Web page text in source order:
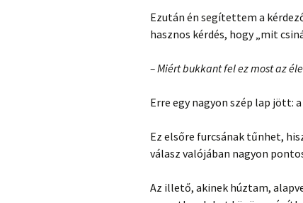
Ezután én segítettem a
hasznos kérdés, hogy „mit
– Miért bukkant fel ez most az
Erre egy nagyon szép lap jött:
Ez elsőre furcsának tűnhet,
válasz valójában nagyon
Az illető, akinek húztam,